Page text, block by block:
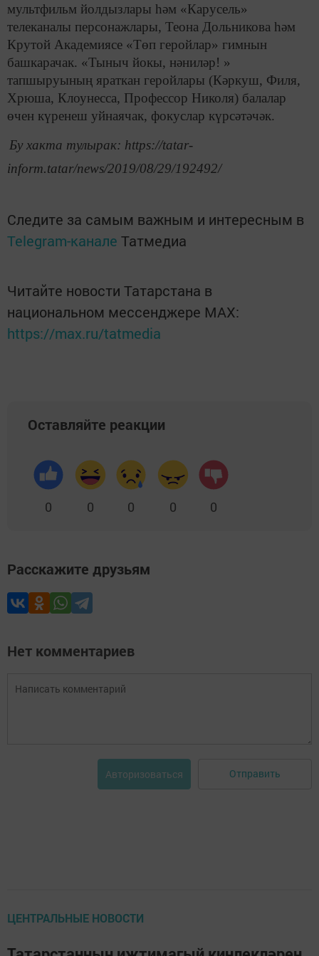
мультфильм йолдызлары һәм «Карусель»
телеканалы персонажлары, Теона Дольникова һәм
Крутой Академиясе «Төп геройлар» гимнын
башкарачак. «Тыныч йокы, нәниләр! »
тапшыруының яраткан геройлары (Кәркуш, Филя,
Хрюша, Клоунесса, Профессор Николя) балалар
өчен күренеш уйнаячак, фокуслар күрсәтәчәк.
Бу хакта тулырак: https://tatar-
inform.tatar/news/2019/08/29/192492/
Следите за самым важным и интересным в
Telegram-канале Татмедиа
Читайте новости Татарстана в
национальном мессенджере MАХ:
https://max.ru/tatmedia
Оставляйте реакции
0 0 0 0 0
Расскажите друзьям
Нет комментариев
Авторизоваться Отправить
ЦЕНТРАЛЬНЫЕ НОВОСТИ